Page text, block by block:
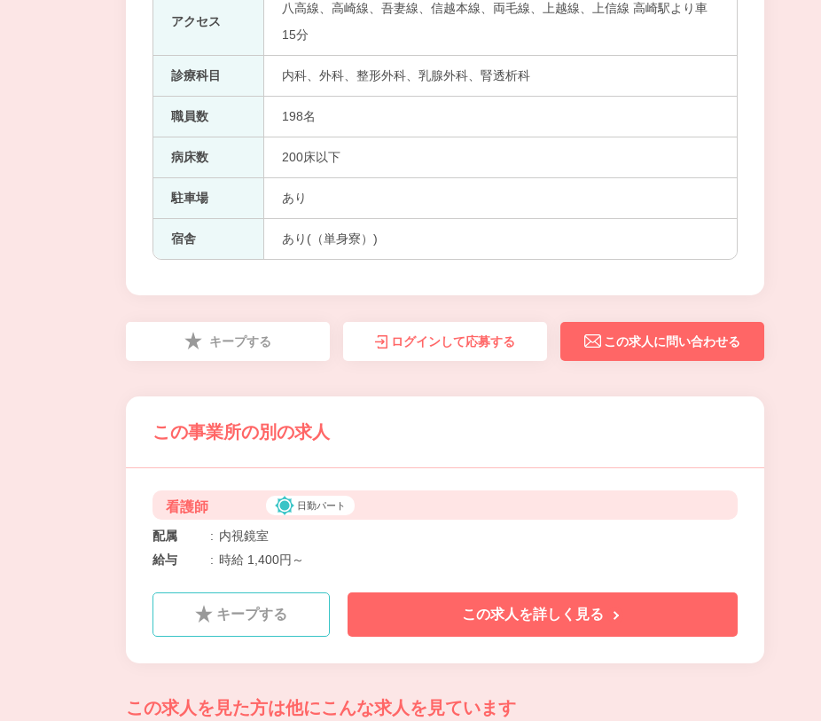
アクセス
八高線、高崎線、吾妻線、信越本線、両毛線、上越線、上信線 高崎駅より車
15分
診療科目 内科、外科、整形外科、乳腺外科、腎透析科
職員数 198名
病床数 200床以下
駐車場 あり
宿舎 あり(（単身寮）)
キープする ログインして応募する この求人に問い合わせる
この事業所の別の求人
看護師 日勤パート
配属 : 内視鏡室
給与
: 時給 1,400円～
キープする この求人を詳しく見る
この求人を見た方は他にこんな求人を見ています